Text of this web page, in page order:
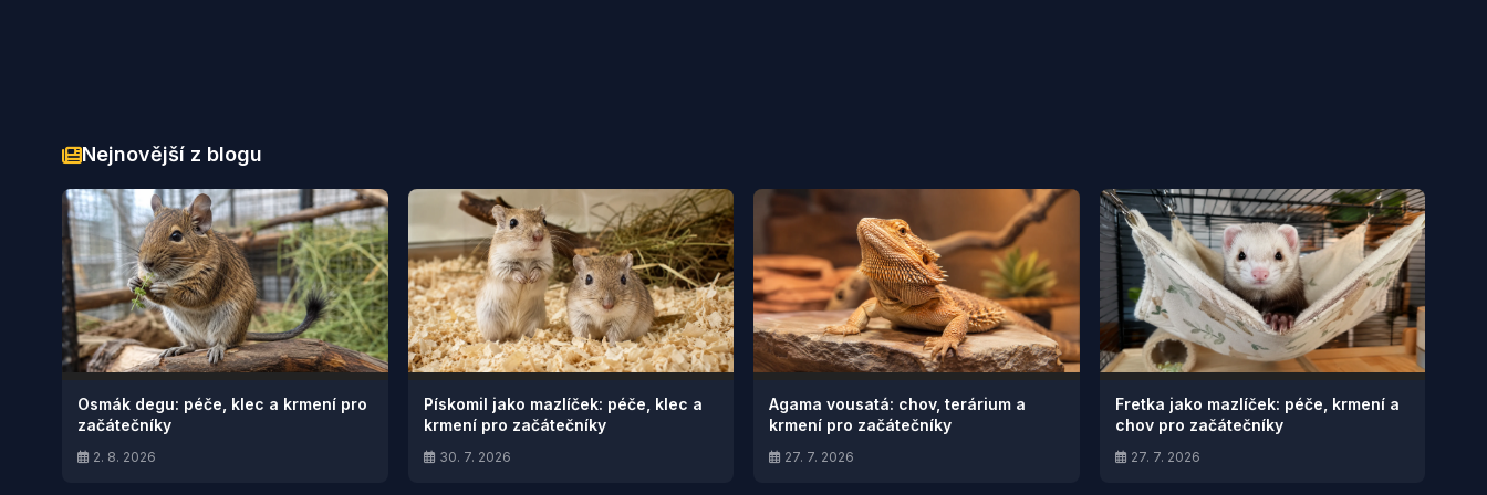
Nejnovější z blogu
Osmák degu: péče, klec a krmení pro
začátečníky
2. 8. 2026
Pískomil jako mazlíček: péče, klec a
krmení pro začátečníky
30. 7. 2026
Agama vousatá: chov, terárium a
krmení pro začátečníky
27. 7. 2026
Fretka jako mazlíček: péče, krmení a
chov pro začátečníky
27. 7. 2026